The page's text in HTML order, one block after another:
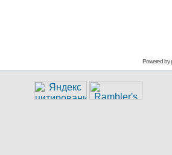
Powered by